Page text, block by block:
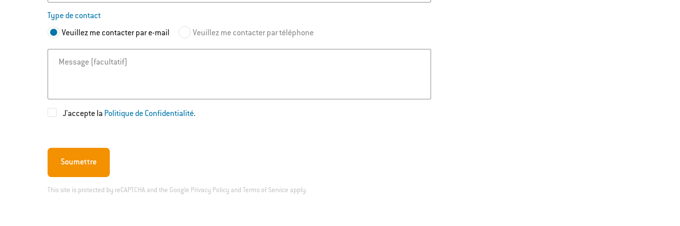
Type de contact
Veuillez me contacter par e-mail
Veuillez me contacter par téléphone
Message
J'accepte la Politique de Confidentialité.
Soumettre
This site is protected by reCAPTCHA and the Google Privacy Policy andTerms of Service apply.